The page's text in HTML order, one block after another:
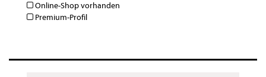
Online-Shop vorhanden
Premium-Profil